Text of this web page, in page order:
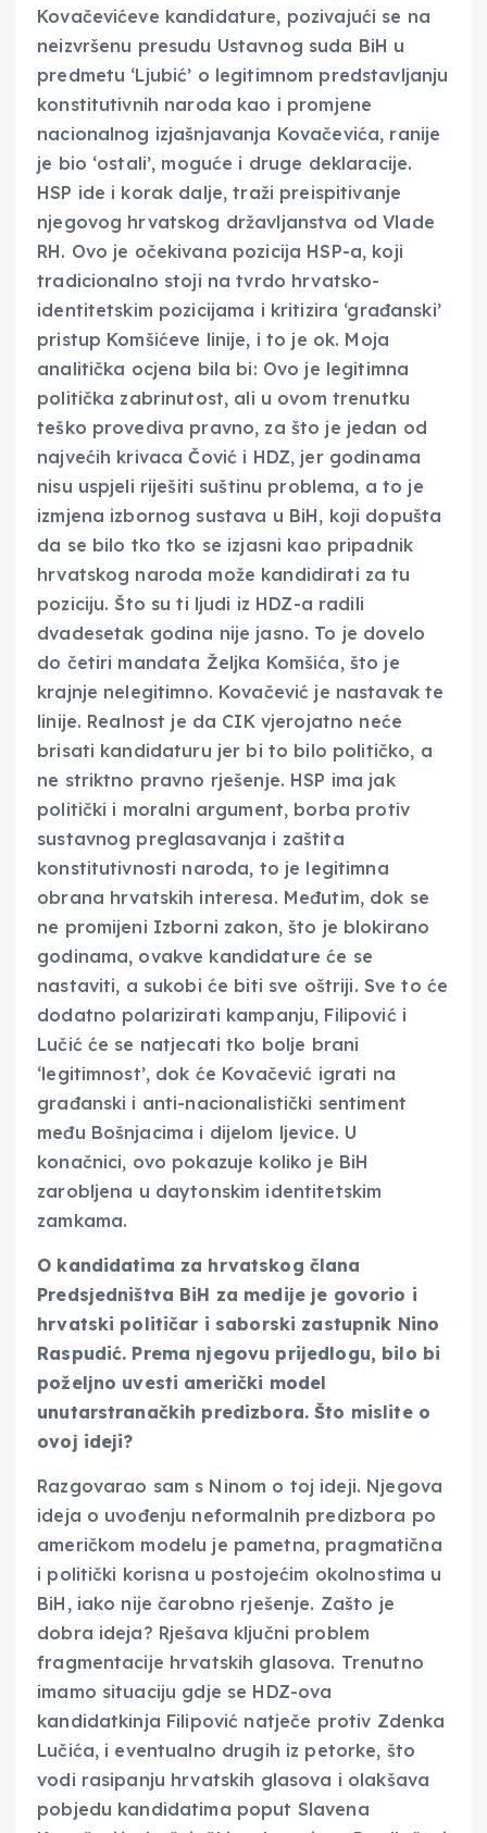
Kovačevićeve kandidature, pozivajući se na
neizvršenu presudu Ustavnog suda BiH u
predmetu ‘Ljubić’ o legitimnom predstavljanju
konstitutivnih naroda kao i promjene
nacionalnog izjašnjavanja Kovačevića, ranije
je bio ‘ostali’, moguće i druge deklaracije.
HSP ide i korak dalje, traži preispitivanje
njegovog hrvatskog državljanstva od Vlade
RH. Ovo je očekivana pozicija HSP-a, koji
tradicionalno stoji na tvrdo hrvatsko-
identitetskim pozicijama i kritizira ‘građanski’
pristup Komšićeve linije, i to je ok. Moja
analitička ocjena bila bi: Ovo je legitimna
politička zabrinutost, ali u ovom trenutku
teško provediva pravno, za što je jedan od
najvećih krivaca Čović i HDZ, jer godinama
nisu uspjeli riješiti suštinu problema, a to je
izmjena izbornog sustava u BiH, koji dopušta
da se bilo tko tko se izjasni kao pripadnik
hrvatskog naroda može kandidirati za tu
poziciju. Što su ti ljudi iz HDZ-a radili
dvadesetak godina nije jasno. To je dovelo
do četiri mandata Željka Komšića, što je
krajnje nelegitimno. Kovačević je nastavak te
linije. Realnost je da CIK vjerojatno neće
brisati kandidaturu jer bi to bilo političko, a
ne striktno pravno rješenje. HSP ima jak
politički i moralni argument, borba protiv
sustavnog preglasavanja i zaštita
konstitutivnosti naroda, to je legitimna
obrana hrvatskih interesa. Međutim, dok se
ne promijeni Izborni zakon, što je blokirano
godinama, ovakve kandidature će se
nastaviti, a sukobi će biti sve oštriji. Sve to će
dodatno polarizirati kampanju, Filipović i
Lučić će se natjecati tko bolje brani
‘legitimnost’, dok će Kovačević igrati na
građanski i anti-nacionalistički sentiment
među Bošnjacima i dijelom ljevice. U
konačnici, ovo pokazuje koliko je BiH
zarobljena u daytonskim identitetskim
zamkama.
O kandidatima za hrvatskog člana
Predsjedništva BiH za medije je govorio i
hrvatski političar i saborski zastupnik Nino
Raspudić. Prema njegovu prijedlogu, bilo bi
poželjno uvesti američki model
unutarstranačkih predizbora. Što mislite o
ovoj ideji?
Razgovarao sam s Ninom o toj ideji. Njegova
ideja o uvođenju neformalnih predizbora po
američkom modelu je pametna, pragmatična
i politički korisna u postojećim okolnostima u
BiH, iako nije čarobno rješenje. Zašto je
dobra ideja? Rješava ključni problem
fragmentacije hrvatskih glasova. Trenutno
imamo situaciju gdje se HDZ-ova
kandidatkinja Filipović natječe protiv Zdenka
Lučića, i eventualno drugih iz petorke, što
vodi rasipanju hrvatskih glasova i olakšava
pobjedu kandidatima poput Slavena